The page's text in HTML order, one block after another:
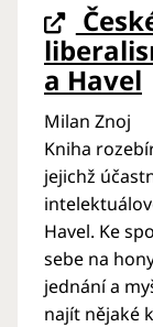
a Havel
Milan Znoj
Kniha
jejichž
Havel. Ke
sebe na
jednání a
najít nějaké